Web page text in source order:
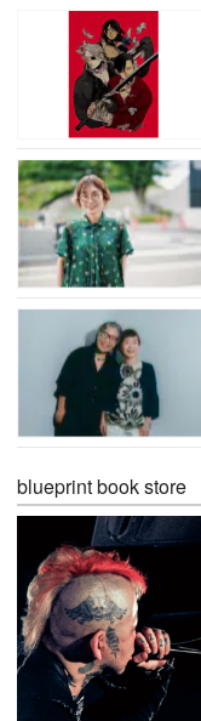
blueprint book store